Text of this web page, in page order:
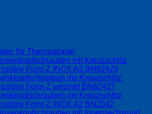
für Thermoplaste
Linsenkopfschrauben mit Kreuzschlitz
Form Z INOX A2 BN82429
mit Kreuzschlitz
Form Z verzinkt BN82427
mit Kreuzschlitz
Form Z INOX A2 BN2042